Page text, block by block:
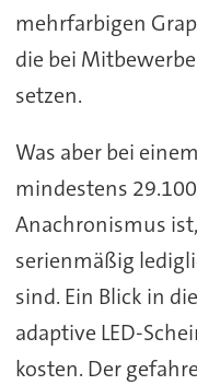
mehrfarbigen
die bei
setzen.
Was aber bei
mindestens
Anachronismus
serienmäßig
sind. Ein Blick in
adaptive LED-
kosten. Der